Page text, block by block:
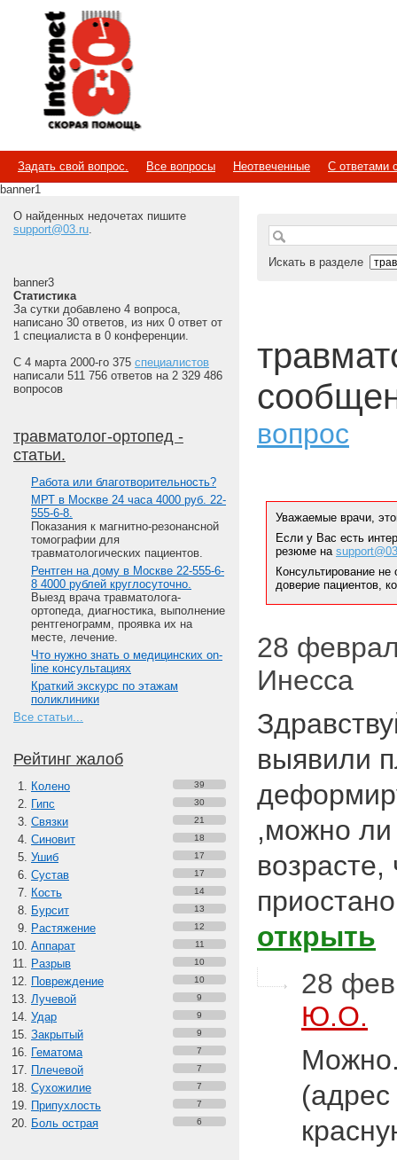
Internet
Скорая помощь
Задать свой вопрос. Все вопросы Неотвеченные
С ответами
banner1
О найденных недочетах пишите
support@03.ru.
banner3
Статистика
За сутки добавлено 4 вопроса,
написано 30 ответов, из них 0 ответ от
1 специалиста в 0 конференции.
С 4 марта 2000-го 375 специалистов
написали 511 756 ответов на 2 329 486
вопросов
травматолог-ортопед -
статьи.
Работа или благотворительность?
МРТ в Москве 24 часа 4000 руб. 22-
555-6-8.
Показания к магнитно-резонансной
томографии для
травматологических пациентов.
Рентген на дому в Москве 22-555-6-
8 4000 рублей круглосуточно.
Выезд врача травматолога-
ортопеда, диагностика, выполнение
рентгенограмм, проявка их на
месте, лечение.
Что нужно знать о медицинских on-
line консультациях
Краткий экскурс по этажам
поликлиники
Все статьи...
Рейтинг жалоб
Колено 39
Гипс 30
Связки 21
Синовит 18
Ушиб 17
Сустав 17
Кость 14
Бурсит 13
Растяжение 12
Аппарат 11
Разрыв 10
Повреждение 10
Лучевой 9
Удар 9
Закрытый 9
Гематома 7
Плечевой 7
Сухожилие 7
Припухлость 7
Боль острая 6
Искать в разделе
вопрос
Уважаемые врачи,
Если у Вас есть
резюме на
Консультирование
доверие пациентов,
28
Инесса
выявили
,можно ли
возрасте,
открыть
28
Ю.О.